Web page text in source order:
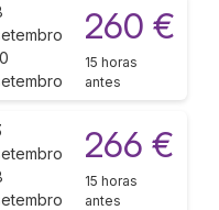
260 €
15 horas
antes
266 €
15 horas
antes